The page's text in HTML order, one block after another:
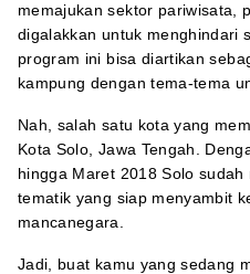
memajukan sektor pariwisata,
digalakkan untuk menghindari
program ini bisa diartikan
kampung dengan tema-tema
Nah, salah satu kota yang
Kota Solo, Jawa Tengah.
hingga Maret 2018 Solo
tematik yang siap menyambit
mancanegara.
Jadi, buat kamu yang sedang